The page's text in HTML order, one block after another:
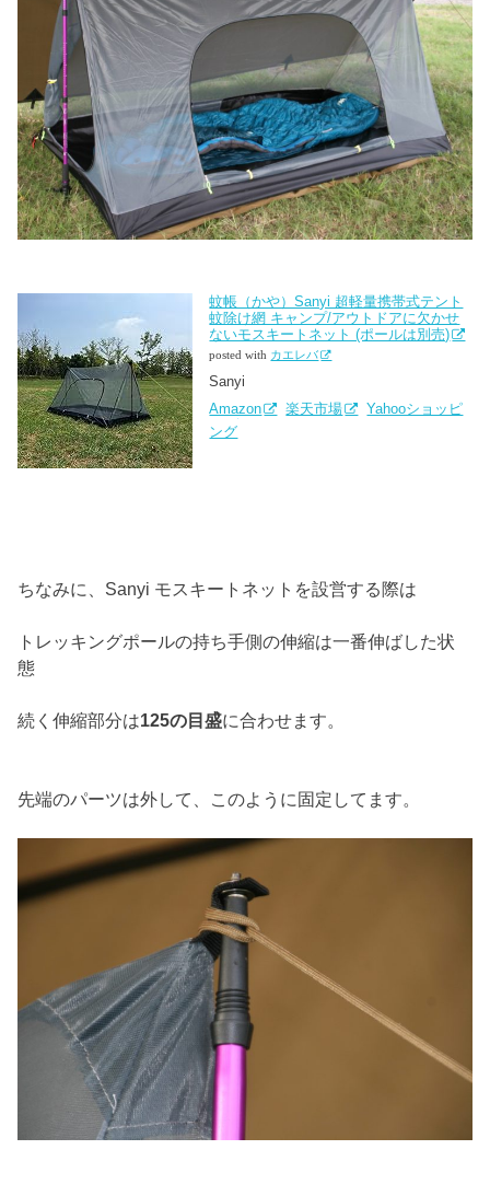
蚊帳（かや）Sanyi 超軽量携帯式テント
蚊除け網 キャンプ/アウトドアに欠かせ
ないモスキートネット (ポールは別売)
posted with カエレバ
Sanyi
Amazon
楽天市場
Yahooショッピ
ング
ちなみに、Sanyi モスキートネットを設営する際は
トレッキングポールの持ち手側の伸縮は一番伸ばした状
態
続く伸縮部分は125の目盛に合わせます。
先端のパーツは外して、このように固定してます。